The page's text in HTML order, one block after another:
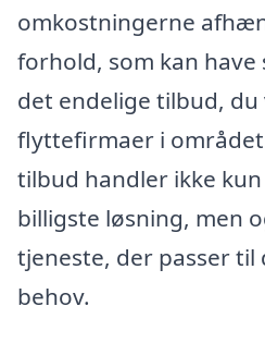
omkostningerne
forhold, som kan
det endelige tilbud,
flyttefirmaer i
tilbud handler ikke
billigste løsning, men
tjeneste, der passer til
behov.